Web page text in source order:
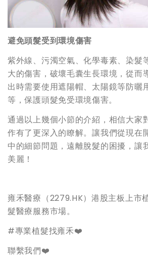
避免頭髮受到環境傷害
紫外線、污濁空氣、化學毒素、染髮
大的傷害，破壞毛囊生長環境，從而
出時需要使用遮陽帽、太陽鏡等防曬
等，保護頭髮免受環境傷害。
通過以上幾個小節的介紹，相信大家
作有了更深入的瞭解。讓我們從現在
中的細節問題，遠離脫髮的困擾，讓
美麗！
雍禾醫療（2279.HK）港股主板上市
髮醫療服務市場。
#專業植髮找雍禾❤️
聯繫我們❤️